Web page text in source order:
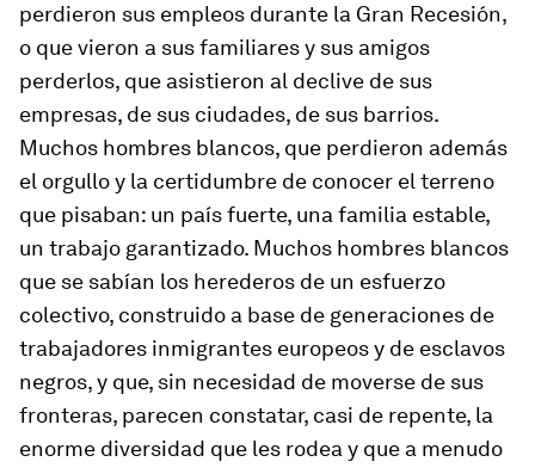
perdieron sus empleos durante la Gran Recesión,
o que vieron a sus familiares y sus amigos
perderlos, que asistieron al declive de sus
empresas, de sus ciudades, de sus barrios.
Muchos hombres blancos, que perdieron además
el orgullo y la certidumbre de conocer el terreno
que pisaban: un país fuerte, una familia estable,
un trabajo garantizado. Muchos hombres blancos
que se sabían los herederos de un esfuerzo
colectivo, construido a base de generaciones de
trabajadores inmigrantes europeos y de esclavos
negros, y que, sin necesidad de moverse de sus
fronteras, parecen constatar, casi de repente, la
enorme diversidad que les rodea y que a menudo